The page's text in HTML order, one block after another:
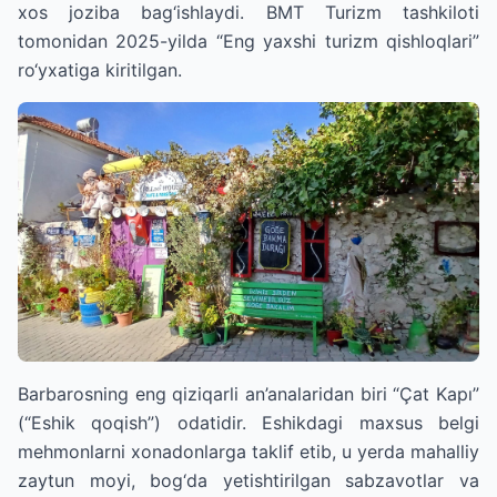
xos joziba bag‘ishlaydi. BMT Turizm tashkiloti
tomonidan 2025-yilda “Eng yaxshi turizm qishloqlari”
ro‘yxatiga kiritilgan.
Barbarosning eng qiziqarli an’analaridan biri “Çat Kapı”
(“Eshik qoqish”) odatidir. Eshikdagi maxsus belgi
mehmonlarni xonadonlarga taklif etib, u yerda mahalliy
zaytun moyi, bog‘da yetishtirilgan sabzavotlar va